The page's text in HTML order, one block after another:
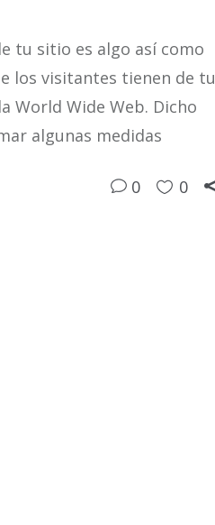
tu sitio es algo así como
los visitantes tienen de tu
World Wide Web. Dicho
algunas medidas
0 0